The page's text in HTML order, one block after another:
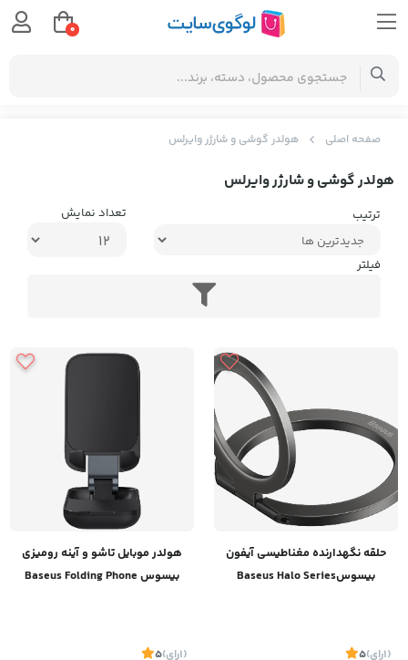
صفحه اصلی هولدر گوشی و شارژر وایرلس
هولدر گوشی و شارژر وایرلس
ترتیب تعداد نمایش
فیلتر
حلقه نگهدارنده مغناطیسی آیفون
بیسوسBaseus Halo Series
(1 رای)
5
هولدر موبایل تاشو و آینه رومیزی
بیسوس Baseus Folding Phone
(1 رای)
5
0